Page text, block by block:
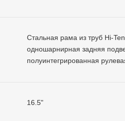
Стальная рама из труб Hi-
одношарнирная задняя
полуинтегрированная
16.5"